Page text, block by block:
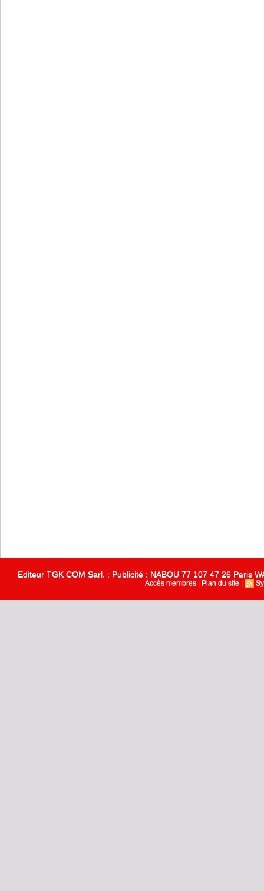
Editeur TGK COM Sarl. : Publicité : NABOU 77 107 47 26 Paris
Accès membres Plan du site